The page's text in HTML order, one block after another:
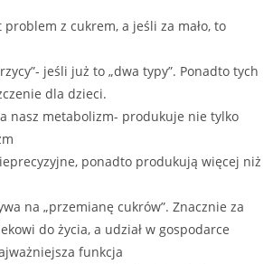
z cukrem, a jeśli za mało, to
jeśli już to „dwa typy”. Ponadto tych
dla dzieci.
nasz metabolizm- produkuje nie tylko
ponadto produkują więcej niż
na „przemianę cukrów”. Znacznie za
do życia, a udział w gospodarce
funkcja